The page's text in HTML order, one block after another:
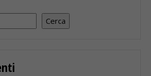
Cerca